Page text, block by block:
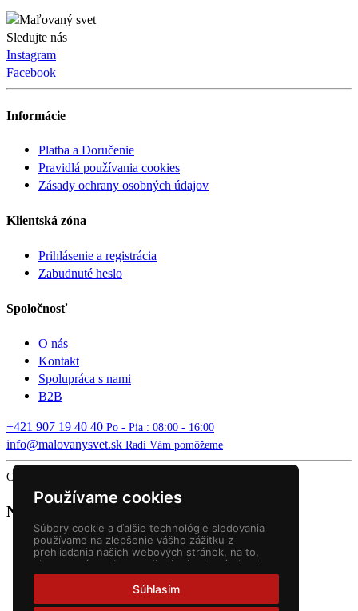
Používame cookies
Súbory cookie a ďalšie technológie sledovania
používame na zlepšenie vášho zážitku z
prehliadania našich webových stránok, na to,
aby sme vám zobrazovali prispôsobený obsah a
cielené reklamy, na analýzu návštevnosti našich
webových stránok a na pochopenie toho, odkiaľ
naši návštevníci prichádzajú.
Súhlasím
Sledujte nás
Instagram
Facebook
Informácie
Platba a Doručenie
Pravidlá používania cookies
Zásady ochrany osobných údajov
Klientská zóna
Prihlásenie a registrácia
Zabudnuté heslo
Spoločnosť
O nás
Kontakt
Spolupráca s nami
B2B
+421 907 19 40 40 Po - Pia : 08:00 - 16:00
info@malovanysvet.sk Radi Vám pomôžeme
Copyright © 2026 MALOVANÝ SVET. All rights reserved.
Nákupný košík